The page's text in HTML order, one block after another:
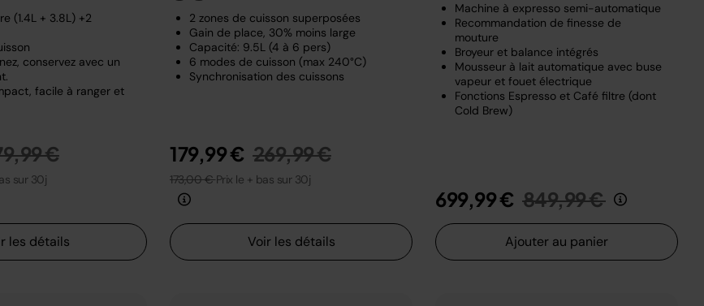
(1.4L + 3.8L) +2
conservez avec un
facile à ranger et
réduit de
€au
sur 30j
les détails
2 zones de cuisson superposées
Gain de place, 30% moins large
Capacité: 9.5L (4 à 6 pers)
6 modes de cuisson (max 240°C)
Synchronisation des cuissons
179,99 € Prix réduit de
269,99 €au
173,00 €Prix le + bas sur 30j
Voir les détails
Machine à expresso semi-automatique
Recommandation de finesse de
mouture
Broyeur et balance intégrés
Mousseur à lait automatique avec buse
vapeur et fouet électrique
Fonctions Espresso et Café filtre (dont
Cold Brew)
699,99 € Prix réduit de
849,99 €au
Ajouter au panier